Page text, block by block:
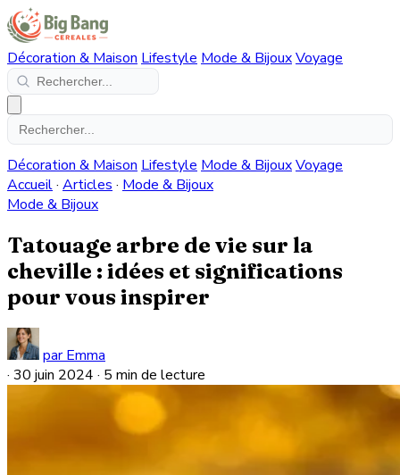
Décoration & Maison Lifestyle Mode & BijouxVoyage
Décoration & Maison Lifestyle Mode & BijouxVoyage
Accueil· Articles · Mode & Bijoux
Mode & Bijoux
Tatouage arbre de vie sur la
cheville : idées et significations
pour vous inspirer
par Emma
· 30 juin 2024 · 5 min de lecture